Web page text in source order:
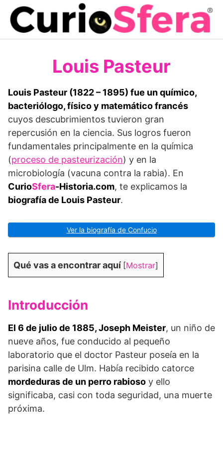
Saltar
contenido
Louis Pasteur
Louis Pasteur (1822 – 1895) fue un químico,
bacteriólogo, físico y matemático francés
cuyos descubrimientos tuvieron gran
repercusión en la ciencia. Sus logros fueron
fundamentales principalmente en la química
(proceso de pasteurización) y en la
microbiología (vacuna contra la rabia). En
CurioSfera-Historia.com, te explicamos la
biografía de Louis Pasteur.
Ver la biografía de Confucio
Qué vas a encontrar aquí [Mostrar]
Introducción
El 6 de julio de 1885, Joseph Meister, un niño de
nueve años, fue conducido al pequeño
laboratorio que el doctor Pasteur poseía en la
parisina calle de Ulm. Había recibido catorce
mordeduras de un perro rabioso y ello
significaba, casi con toda seguridad, una muerte
próxima.